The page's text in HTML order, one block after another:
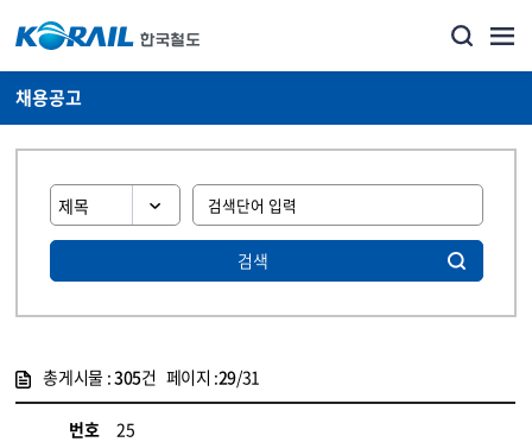
채용공고
검색
총게시물 :305건 페이지 :29/31
번호
25